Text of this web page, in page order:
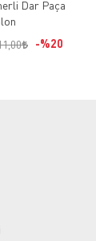
Dar Paça
%20